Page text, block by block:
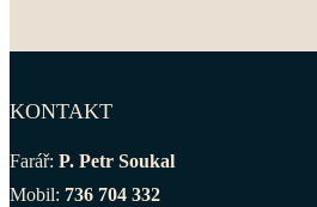
KONTAKT
Farář: P. Petr Soukal
Mobil: 736 704 332